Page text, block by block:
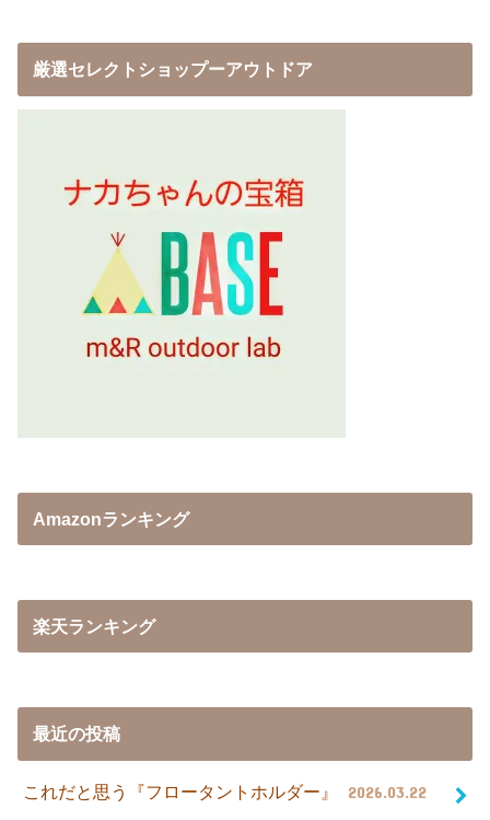
厳選セレクトショップーアウトドア
Amazonランキング
楽天ランキング
最近の投稿
これだと思う『フロータントホルダー』 2026.03.22